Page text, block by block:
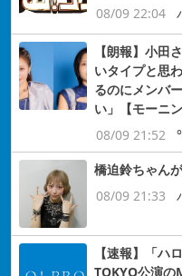
08/09 22:04
【朗報】小田
いタイプと思
るのにメンバ
い」【モーニン
08/09 21:52
橋迫鈴ちゃん
08/09 21:33
【速報】「ハ
TOKYO公演の